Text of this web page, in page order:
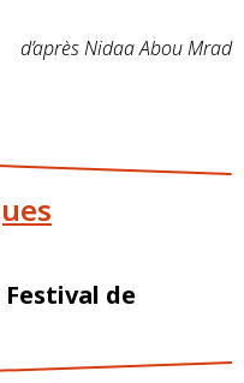
d’après Nidaa Abou Mrad
Festival de